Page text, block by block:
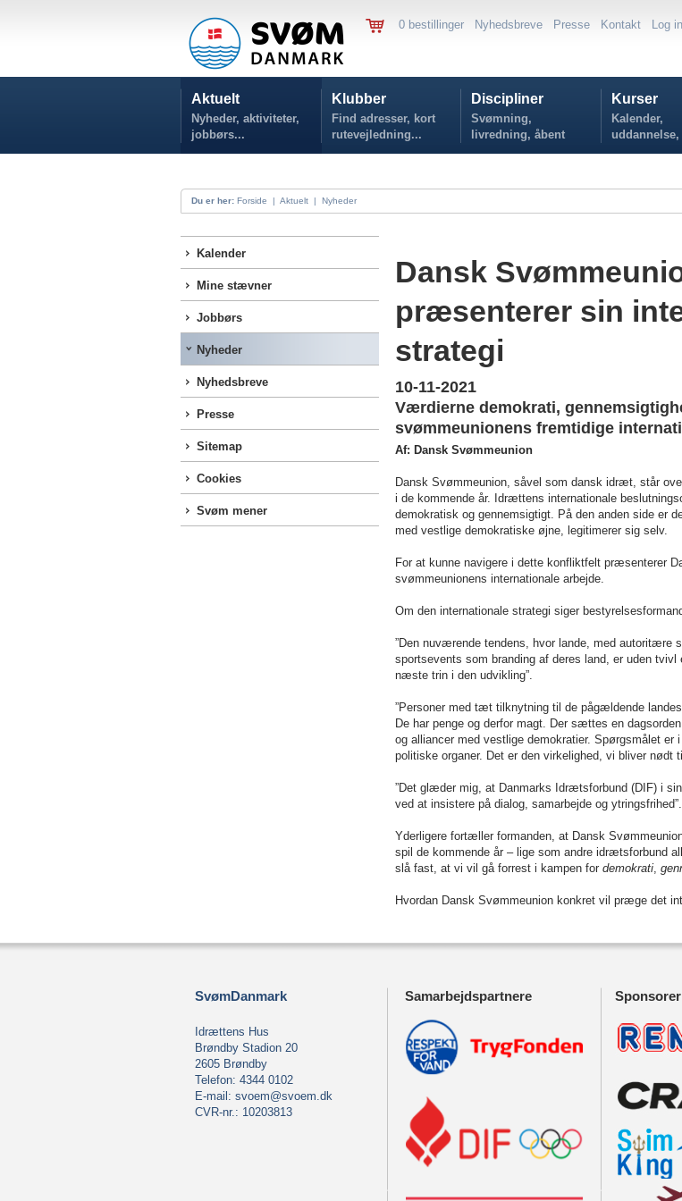
0 bestillinger Nyhedsbreve Presse Kontakt Log
Aktuelt
Nyheder, aktiviteter,
jobbørs...
Klubber
Find adresser, kort
rutevejledning...
Discipliner
Svømning,
livredning, åbent
vand...
Kurser
Kalender,
uddannelse,
tilmelding...
Du er her: Forside | Aktuelt | Nyheder
Kalender
Mine stævner
Jobbørs
Nyheder
Nyhedsbreve
Presse
Sitemap
Cookies
Svøm mener
Dansk
præsenterer sin
strategi
10-11-2021
Værdierne demokrati,
svømmeunionens fremtidige
Af: Dansk Svømmeunion
Dansk Svømmeunion, såvel som dansk idræt, står
i de kommende år. Idrættens internationale
demokratisk og gennemsigtigt. På den anden side er
med vestlige demokratiske øjne, legitimerer sig selv.
For at kunne navigere i dette konfliktfelt præsenterer
svømmeunionens internationale arbejde.
Om den internationale strategi siger
”Den nuværende tendens, hvor lande, med autoritære
sportsevents som branding af deres land, er uden
næste trin i den udvikling”.
”Personer med tæt tilknytning til de pågældende
De har penge og derfor magt. Der sættes en
og alliancer med vestlige demokratier. Spørgsmålet
politiske organer. Det er den virkelighed, vi bliver nødt
”Det glæder mig, at Danmarks Idrætsforbund (DIF) i
ved at insistere på dialog, samarbejde og ytringsfrihed”.
Yderligere fortæller formanden, at Dansk
spil de kommende år – lige som andre idrætsforbund
slå fast, at vi vil gå forrest i kampen for demokrati,
Hvordan Dansk Svømmeunion konkret vil præge det
SvømDanmark
Idrættens Hus
Brøndby Stadion 20
2605 Brøndby
Telefon: 4344 0102
E-mail: svoem@svoem.dk
CVR-nr.: 10203813
Samarbejdspartnere Sponsorer